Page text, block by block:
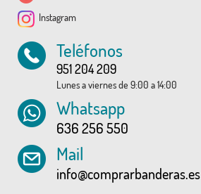
Instagram
Teléfonos
951 204 209
Lunes a viernes de 9:00 a 14:00
Whatsapp
636 256 550
Mail
info@comprarbanderas.es